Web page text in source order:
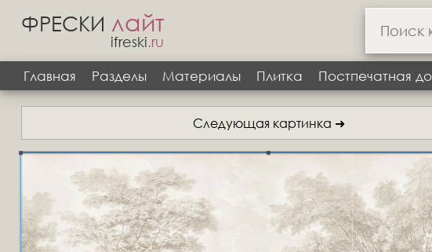
ФРЕСКИ лайт
ifreski.ru
Главная
Разделы Материалы Плитка Постпечатная
Следующая картинка ➜